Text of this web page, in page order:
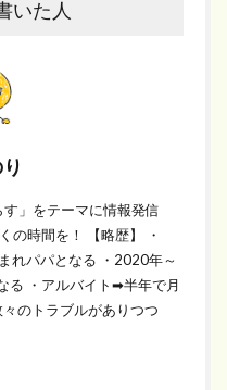
いた人
」をテーマに情報発信
の時間を！ 【略歴】 ・
れパパとなる ・2020年～
る ・アルバイト➡半年で月
のトラブルがありつつ